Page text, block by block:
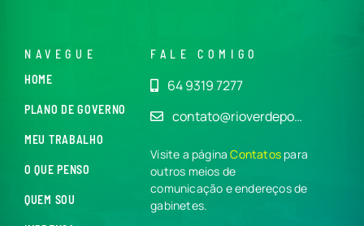
NAVEGUE
HOME
PLANO DE GOVERNO
MEU TRABALHO
O QUE PENSO
QUEM SOU
FALE COMIGO
64 9319 7277
contato@rioverdepo…
Visite a páginaContatos para
outros meios de
comunicação e endereços de
gabinetes.